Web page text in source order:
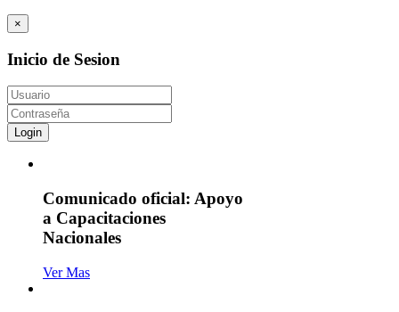
×
Inicio de Sesion
Login
Comunicado oficial: Apoyo
a Capacitaciones
Nacionales
Ver Mas